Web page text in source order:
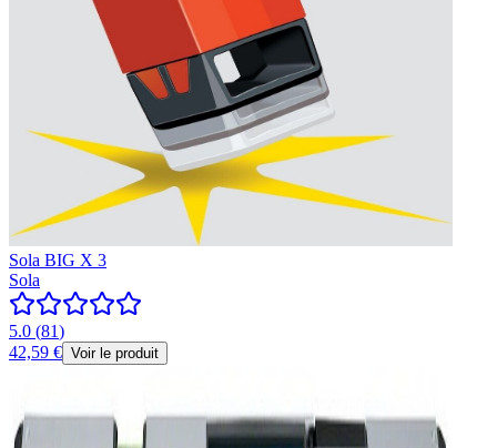
Sola BIG X 3
Sola
5.0 (81)
42,59 € Voir le produit